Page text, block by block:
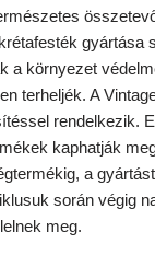
gyártása
a környezet
terheljék. A
rendelkezik.
kaphatják
a
során végig
meg.